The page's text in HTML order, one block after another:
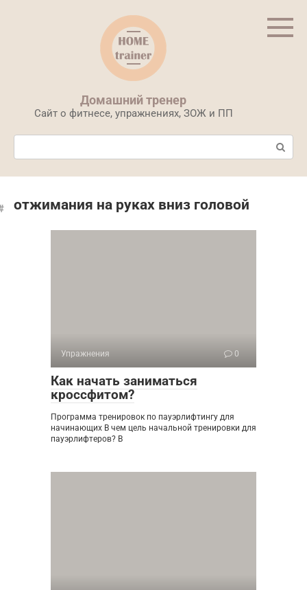
Домашний тренер
Сайт о фитнесе, упражнениях, ЗОЖ и ПП
Поиск:
отжимания на руках вниз головой
Упражнения 0
Как начать заниматься
кроссфитом?
Программа тренировок по пауэрлифтингу для
начинающих В чем цель начальной тренировки для
пауэрлифтеров? В